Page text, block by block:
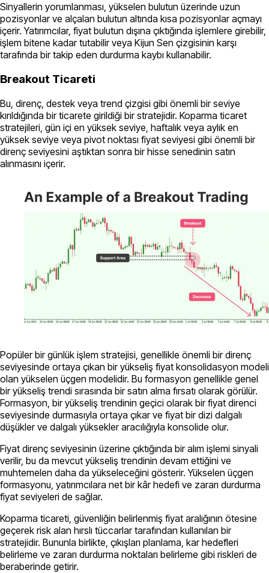
Sinyallerin yorumlanması, yükselen bulutun üzerinde uzun
pozisyonlar ve alçalan bulutun altında kısa pozisyonlar açmayı
içerir. Yatırımcılar, fiyat bulutun dışına çıktığında işlemlere girebilir,
işlem bitene kadar tutabilir veya Kijun Sen çizgisinin karşı
tarafında bir takip eden durdurma kaybı kullanabilir.
Breakout Ticareti
Bu, direnç, destek veya trend çizgisi gibi önemli bir seviye
kırıldığında bir ticarete girildiği bir stratejidir. Koparma ticaret
stratejileri, gün içi en yüksek seviye, haftalık veya aylık en
yüksek seviye veya pivot noktası fiyat seviyesi gibi önemli bir
direnç seviyesini aştıktan sonra bir hisse senedinin satın
alınmasını içerir.
Popüler bir günlük işlem stratejisi, genellikle önemli bir direnç
seviyesinde ortaya çıkan bir yükseliş fiyat konsolidasyon modeli
olan yükselen üçgen modelidir. Bu formasyon genellikle genel
bir yükseliş trendi sırasında bir satın alma fırsatı olarak görülür.
Formasyon, bir yükseliş trendinin geçici olarak bir fiyat direnci
seviyesinde durmasıyla ortaya çıkar ve fiyat bir dizi dalgalı
düşükler ve dalgalı yüksekler aracılığıyla konsolide olur.
Fiyat direnç seviyesinin üzerine çıktığında bir alım işlemi sinyali
verilir, bu da mevcut yükseliş trendinin devam ettiğini ve
muhtemelen daha da yükseleceğini gösterir. Yükselen üçgen
formasyonu, yatırımcılara net bir kâr hedefi ve zararı durdurma
fiyat seviyeleri de sağlar.
Koparma ticareti, güvenliğin belirlenmiş fiyat aralığının ötesine
geçerek risk alan hırslı tüccarlar tarafından kullanılan bir
stratejidir. Bununla birlikte, çıkışları planlama, kar hedefleri
belirleme ve zararı durdurma noktaları belirleme gibi riskleri de
beraberinde getirir.